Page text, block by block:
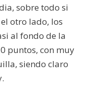
sobre todo si
otro lado, los
al fondo de la
puntos, con muy
siendo claro